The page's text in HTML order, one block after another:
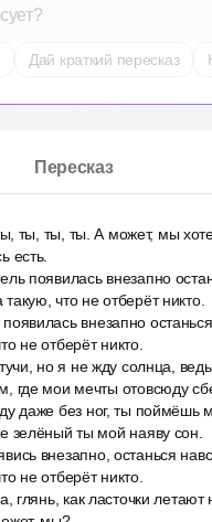
Дай краткий пересказ
Пересказ
ты, ты, ты. А может, мы
есть.
появилась внезапно
что не отберёт никто.
внезапно
не отберёт никто.
но я не жду солнца,
где мои мечты отовсюду
даже без ног, ты поймёшь
зелёный ты мой наяву сон.
внезапно, останься
не отберёт никто.
глянь, как ласточки